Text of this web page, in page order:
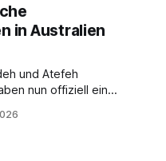
in Australien
und Atefeh
nun offiziell eine
Hymne nicht